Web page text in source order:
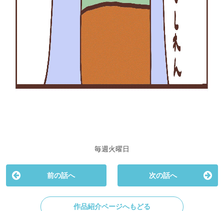
毎週火曜日
前の話へ 次の話へ
作品紹介ページへもどる